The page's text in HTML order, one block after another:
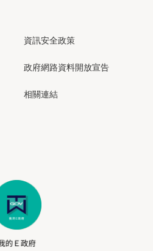
資訊安全政策
政府網路資料開放宣告
相關連結